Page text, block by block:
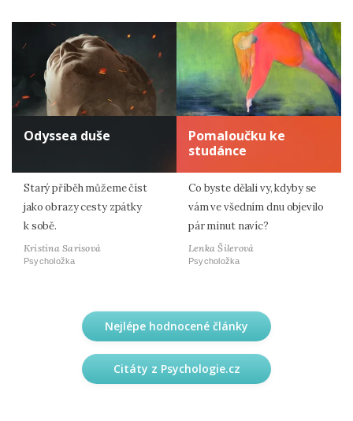
Odyssea duše
Starý příběh můžeme číst
jako obrazy cesty zpátky
k sobě.
Kristina Sarisová
Psycholožka
Pomaloučku ke
studánce
Co byste dělali vy, kdyby se
vám ve všedním dnu objevilo
pár minut navíc?
Lenka Šilerová
Psycholožka
Nejlépe hodnocené články
Citáty z Psychologie.cz